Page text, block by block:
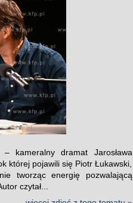
– kameralny dramat Jarosława
której pojawili się Piotr Łukawski,
tworząc energię pozwalającą
czytał...